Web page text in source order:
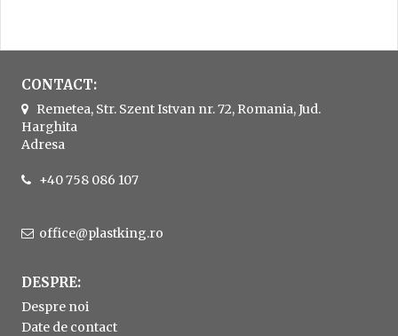
CONTACT:
Remetea, Str. Szent Istvan nr. 72, Romania, Jud.
Harghita
Adresa
+40 758 086 107
office@plastking.ro
DESPRE:
Despre noi
Date de contact